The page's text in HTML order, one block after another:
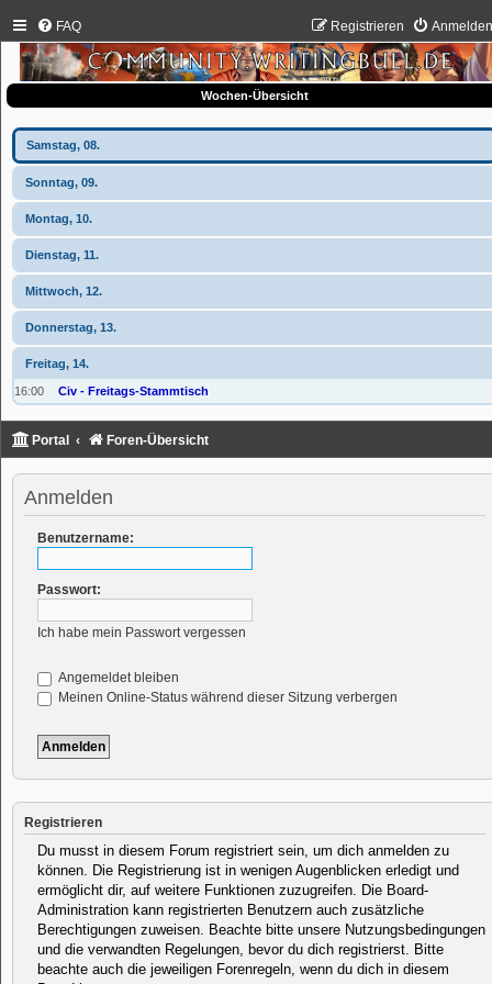
FAQ Registrieren
Wochen-Übersicht
Samstag, 08.
Sonntag, 09.
Montag, 10.
Dienstag, 11.
Mittwoch, 12.
Donnerstag, 13.
Freitag, 14.
16:00 Civ - Freitags-Stammtisch
Portal Foren-Übersicht
Anmelden
Benutzername:
Passwort:
Ich habe mein Passwort vergessen
Angemeldet bleiben
Meinen Online-Status während dieser Sitzung verbergen
Registrieren
Du musst in diesem Forum registriert sein, um dich anmelden zu
können. Die Registrierung ist in wenigen Augenblicken erledigt und
ermöglicht dir, auf weitere Funktionen zuzugreifen. Die Board-
Administration kann registrierten Benutzern auch zusätzliche
Berechtigungen zuweisen. Beachte bitte unsere Nutzungsbedingungen
und die verwandten Regelungen, bevor du dich registrierst. Bitte
beachte auch die jeweiligen Forenregeln, wenn du dich in diesem